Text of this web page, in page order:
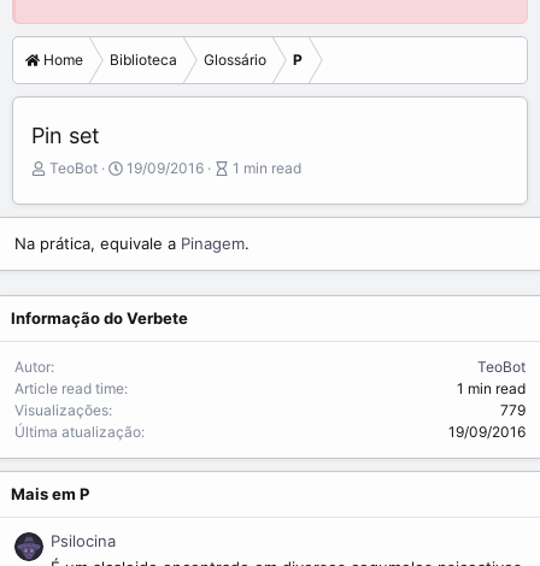
Home Biblioteca Glossário P
Pin set
A
t
r
TeoBot
P
b
i
s
h
d
a
e
19/09/2016
A
t
c
l
e
e
e
1 min read
Na prática, equivale a Pinagem.
Informação do Verbete
Autor
TeoBot
Article read time
1 min read
Visualizações
779
Última atualização
19/09/2016
Mais em P
Psilocina